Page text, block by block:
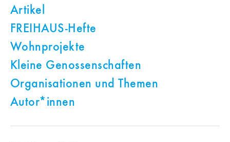
Artikel
FREIHAUS-Hefte
Wohnprojekte
Kleine Genossenschaften
Organisationen und Themen
Autor*innen